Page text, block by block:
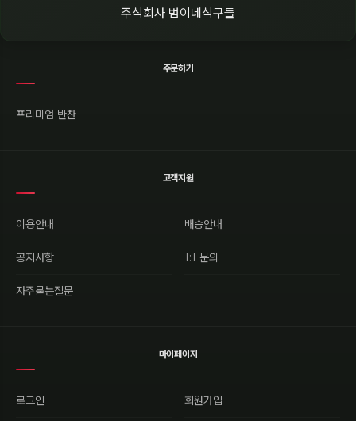
주식회사 범이네식구들
주문하기
프리미엄 반찬
고객지원
이용안내 배송안내
공지사항 1:1 문의
자주묻는질문
마이페이지
로그인 회원가입